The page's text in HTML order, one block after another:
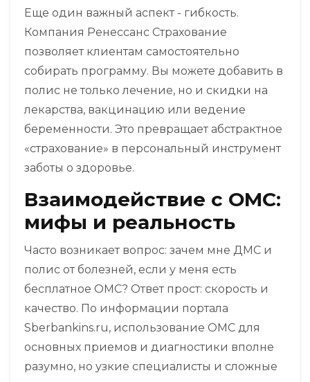
Еще один важный аспект - гибкость.
Компания Ренессанс Страхование
позволяет клиентам самостоятельно
собирать программу. Вы можете добавить в
полис не только лечение, но и скидки на
лекарства, вакцинацию или ведение
беременности. Это превращает абстрактное
«страхование» в персональный инструмент
заботы о здоровье.
Взаимодействие с ОМС:
мифы и реальность
Часто возникает вопрос: зачем мне ДМС и
полис от болезней, если у меня есть
бесплатное ОМС? Ответ прост: скорость и
качество. По информации портала
Sberbankins.ru, использование ОМС для
основных приемов и диагностики вполне
разумно, но узкие специалисты и сложные